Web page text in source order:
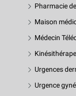
Pharmacie
Maison
Médecin
Urgences
Urgence